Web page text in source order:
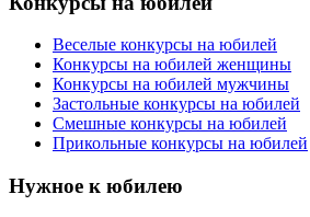
Веселые конкурсы на юбилей
Конкурсы на юбилей женщины
Конкурсы на юбилей мужчины
Застольные конкурсы на юбилей
Смешные конкурсы на юбилей
Прикольные конкурсы на юбилей
Нужное к юбилею